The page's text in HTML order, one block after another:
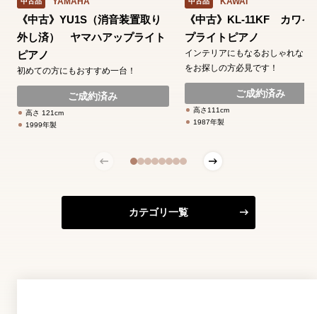
《中古》YU1S（消音装置取り
外し済） ヤマハアップライト
ピアノ
初めての方にもおすすめ一台！
ご成約済み
高さ 121cm
1999年製
《中古》KL-11KF カワイ
プライトピアノ
インテリアにもなるおしゃれなピ
をお探しの方必見です！
ご成約済み
高さ111cm
1987年製
カテゴリ一覧